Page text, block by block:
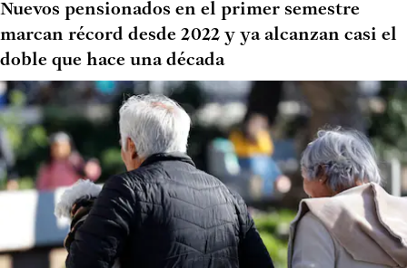
Nuevos pensionados en el primer semestre
marcan récord desde 2022 y ya alcanzan casi el
doble que hace una década